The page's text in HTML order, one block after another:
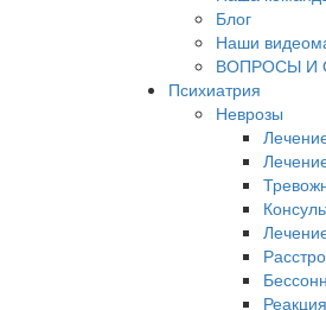
Блог
Наши
ВОПРОСЫ И
Психиатрия
Неврозы